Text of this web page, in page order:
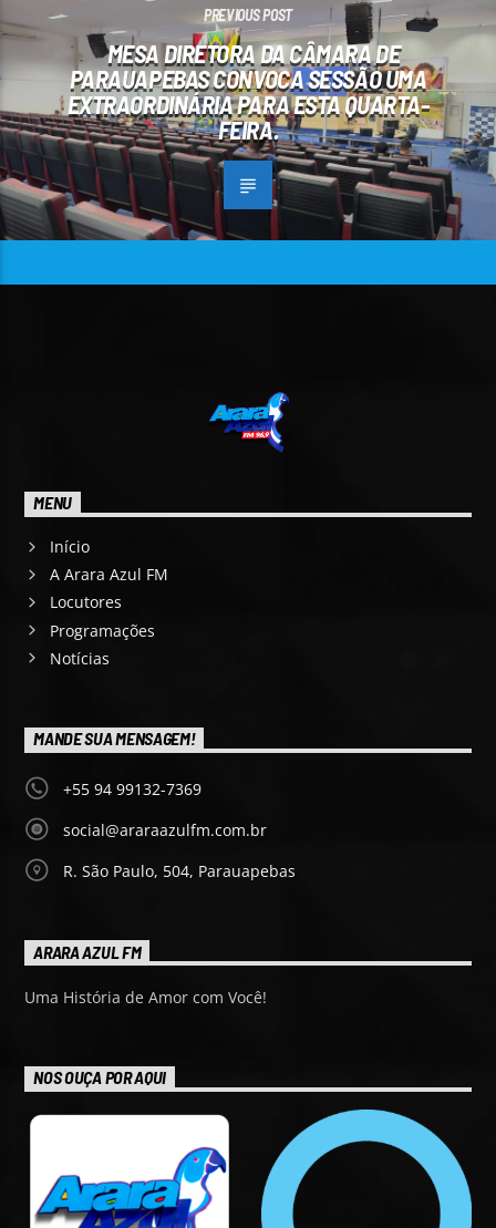
PREVIOUS POST
MESA DIRETORA DA CÂMARA DE
PARAUAPEBAS CONVOCA SESSÃO UMA
EXTRAORDINÁRIA PARA ESTA QUARTA-
FEIRA.
MENU
Início
A Arara Azul FM
Locutores
Programações
Notícias
MANDE SUA MENSAGEM!
+55 94 99132-7369
social@araraazulfm.com.br
R. São Paulo, 504, Parauapebas
ARARA AZUL FM
Uma História de Amor com Você!
NOS OUÇA POR AQUI